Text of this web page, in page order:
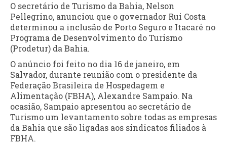
O secretário de Turismo da Bahia, Nelson
Pellegrino, anunciou que o governador Rui Costa
determinou a inclusão de Porto Seguro e Itacaré no
Programa de Desenvolvimento do Turismo
(Prodetur) da Bahia.
O anúncio foi feito no dia 16 de janeiro, em
Salvador, durante reunião com o presidente da
Federação Brasileira de Hospedagem e
Alimentação (FBHA), Alexandre Sampaio. Na
ocasião, Sampaio apresentou ao secretário de
Turismo um levantamento sobre todas as empresas
da Bahia que são ligadas aos sindicatos filiados à
FBHA.